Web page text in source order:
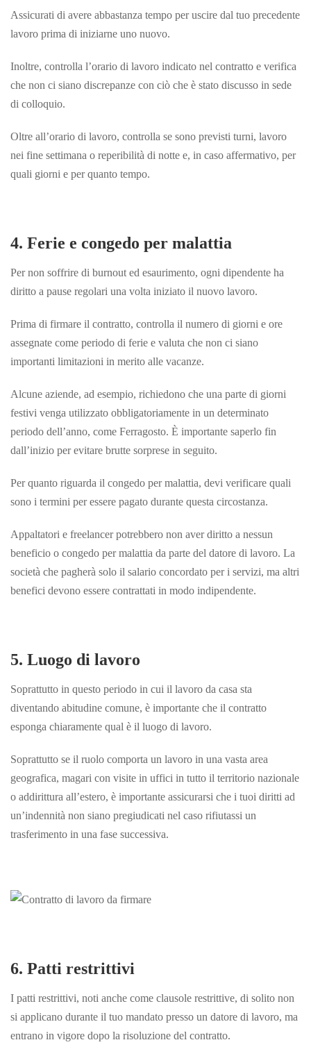
Assicurati di avere abbastanza tempo per uscire dal tuo precedente
lavoro prima di iniziarne uno nuovo.
Inoltre, controlla l’orario di lavoro indicato nel contratto e verifica
che non ci siano discrepanze con ciò che è stato discusso in sede
di colloquio.
Oltre all’orario di lavoro, controlla se sono previsti turni, lavoro
nei fine settimana o reperibilità di notte e, in caso affermativo, per
quali giorni e perquanto tempo.
4. Ferie e congedo per malattia
Per non soffrire di burnout ed esaurimento, ogni dipendente ha
diritto a pause regolari una volta iniziato il nuovo lavoro.
Prima di firmare il contratto, controlla il numero di giorni e ore
assegnate come periodo di ferie e valuta che non ci siano
importanti limitazioni in merito alle vacanze.
Alcune aziende, ad esempio, richiedono che una parte di giorni
festivi venga utilizzato obbligatoriamente in un determinato
periodo dell’anno, come Ferragosto. È importante saperlo fin
dall’inizio per evitare brutte sorprese in seguito.
Per quanto riguarda il congedo per malattia, devi verificare quali
sono i termini per essere pagato durante questa circostanza.
Appaltatori e freelancer potrebbero non aver diritto a nessun
beneficio o congedo per malattia da parte del datore di lavoro. La
società che pagherà solo il salario concordato per i servizi, ma altri
benefici devono essere contrattati in modo indipendente.
5. Luogo di lavoro
Soprattutto in questo periodo in cui il lavoro da casa sta
diventando abitudine comune, è importante che il contratto
esponga chiaramente qual è il luogo di lavoro.
Soprattutto se il ruolo comporta un lavoro in una vasta area
geografica, magari con visite in uffici in tutto il territorio nazionale
o addirittura all’estero, è importante assicurarsi che i tuoi diritti ad
un’indennità non siano pregiudicati nel caso rifiutassi un
trasferimento in una fase successiva.
6. Patti restrittivi
I patti restrittivi, noti anche come clausole restrittive, di solito non
si applicano durante il tuo mandato presso un datore di lavoro, ma
entrano in vigore dopo la risoluzione del contratto.